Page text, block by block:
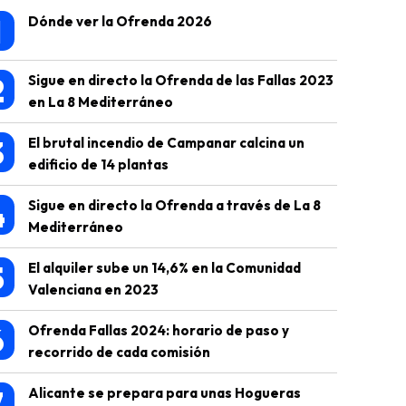
Dónde ver la Ofrenda 2026
Sigue en directo la Ofrenda de las Fallas 2023
en La 8 Mediterráneo
El brutal incendio de Campanar calcina un
edificio de 14 plantas
Sigue en directo la Ofrenda a través de La 8
Mediterráneo
El alquiler sube un 14,6% en la Comunidad
Valenciana en 2023
Ofrenda Fallas 2024: horario de paso y
recorrido de cada comisión
Alicante se prepara para unas Hogueras